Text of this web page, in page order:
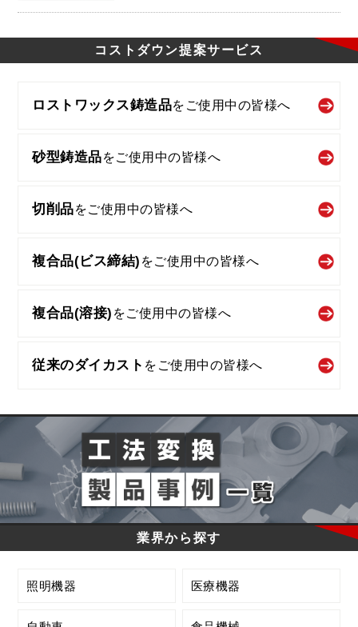
コストダウン提案サービス
ロストワックス鋳造品を ご使用中の皆様へ
砂型鋳造品をご使用中の皆様へ
切削品をご使用中の皆様へ
複合品(ビス締結) をご使用中の皆様へ
複合品(溶接) をご使用中の皆様へ
従来のダイカスト を ご使用中の皆様へ
業界から探す
照明機器 医療機器